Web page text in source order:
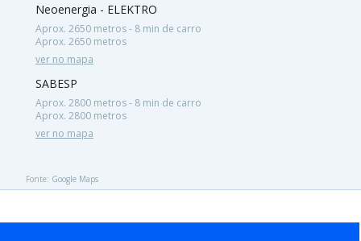
Neoenergia - ELEKTRO
Aprox. 2650 metros - 8 min de carro
Aprox. 2650 metros
ver no mapa
SABESP
Aprox. 2800 metros - 8 min de carro
Aprox. 2800 metros
ver no mapa
Fonte: Google Maps